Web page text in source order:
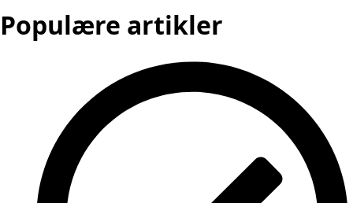
Populære artikler